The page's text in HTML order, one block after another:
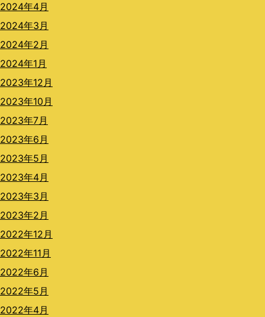
2024年4月
2024年3月
2024年2月
2024年1月
2023年12月
2023年10月
2023年7月
2023年6月
2023年5月
2023年4月
2023年3月
2023年2月
2022年12月
2022年11月
2022年6月
2022年5月
2022年4月